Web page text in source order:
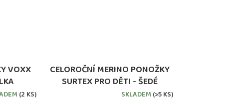
VOXX
(2 KS)
CELOROČNÍ MERINO PONOŽKY
SURTEX PRO DĚTI - ŠEDÉ
SKLADEM (>5 KS)